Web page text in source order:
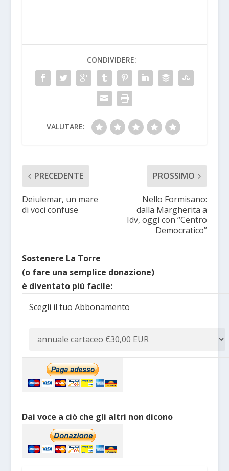
CONDIVIDERE:
VALUTARE:
PRECEDENTE
Deiulemar, un mare
di voci confuse
PROSSIMO
Nello Formisano:
dalla Margherita a
Idv, oggi con “Centro
Democratico”
Sostenere La Torre
(o fare una semplice donazione)
è diventato più facile:
Scegli il tuo Abbonamento
Dai voce a ciò che gli altri non dicono